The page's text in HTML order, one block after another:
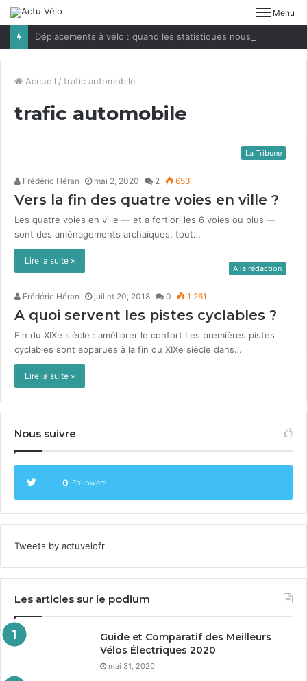
Menu
Accueil / trafic automobile
trafic automobile
La Tribune
Frédéric Héran mai 2, 2020 2 653
Vers la fin des quatre voies en ville ?
Les qua­tre voies en ville — et a for­tiori les 6 voies ou plus —
sont des amé­nage­ments archaïques, tout…
Lire la suite »
A la rédaction
Frédéric Héran juillet 20, 2018 0 1 261
A quoi servent les pistes cyclables ?
Fin du XIXe siècle : améliorer le confort Les pre­mières pistes
cyclables sont apparues à la fin du XIXe siè­cle dans…
Lire la suite »
Nous suivre
0 Followers
Tweets by actuvelofr
Les articles sur le podium
Guide et Comparatif des Meilleurs
Vélos Électriques 2020
mai 31, 2020